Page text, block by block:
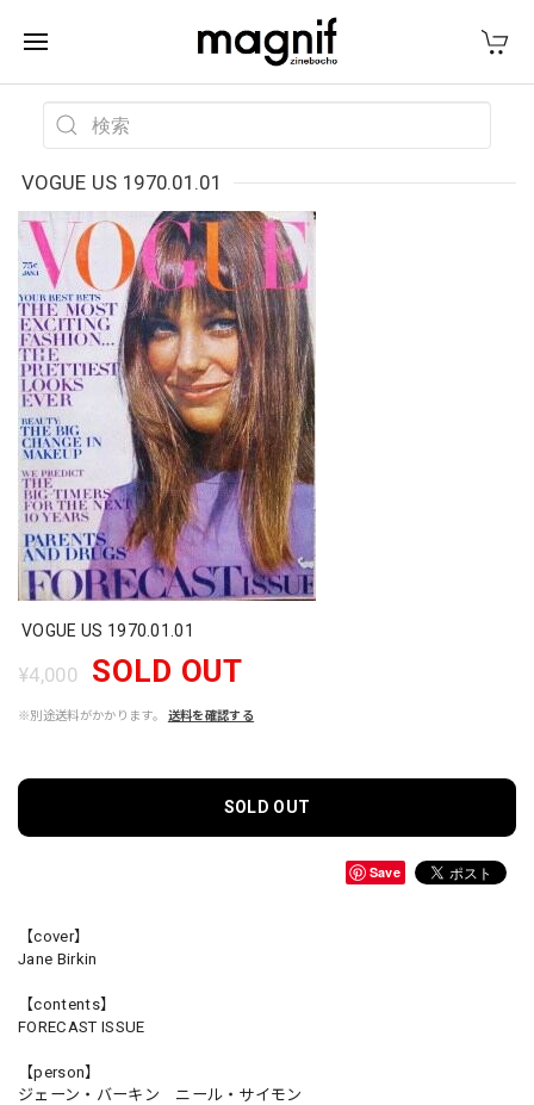
VOGUE US 1970.01.01
VOGUE US 1970.01.01
¥4,000 SOLD OUT
※別途送料がかかります。 送料を確認する
SOLD OUT
Save
【cover】
Jane Birkin
【contents】
FORECAST ISSUE
【person】
ジェーン・バーキン ニール・サイモン